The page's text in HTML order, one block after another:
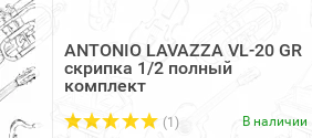
ANTONIO LAVAZZA VL-20 GR
скрипка 1/2 полный
комплект
(1) В наличии